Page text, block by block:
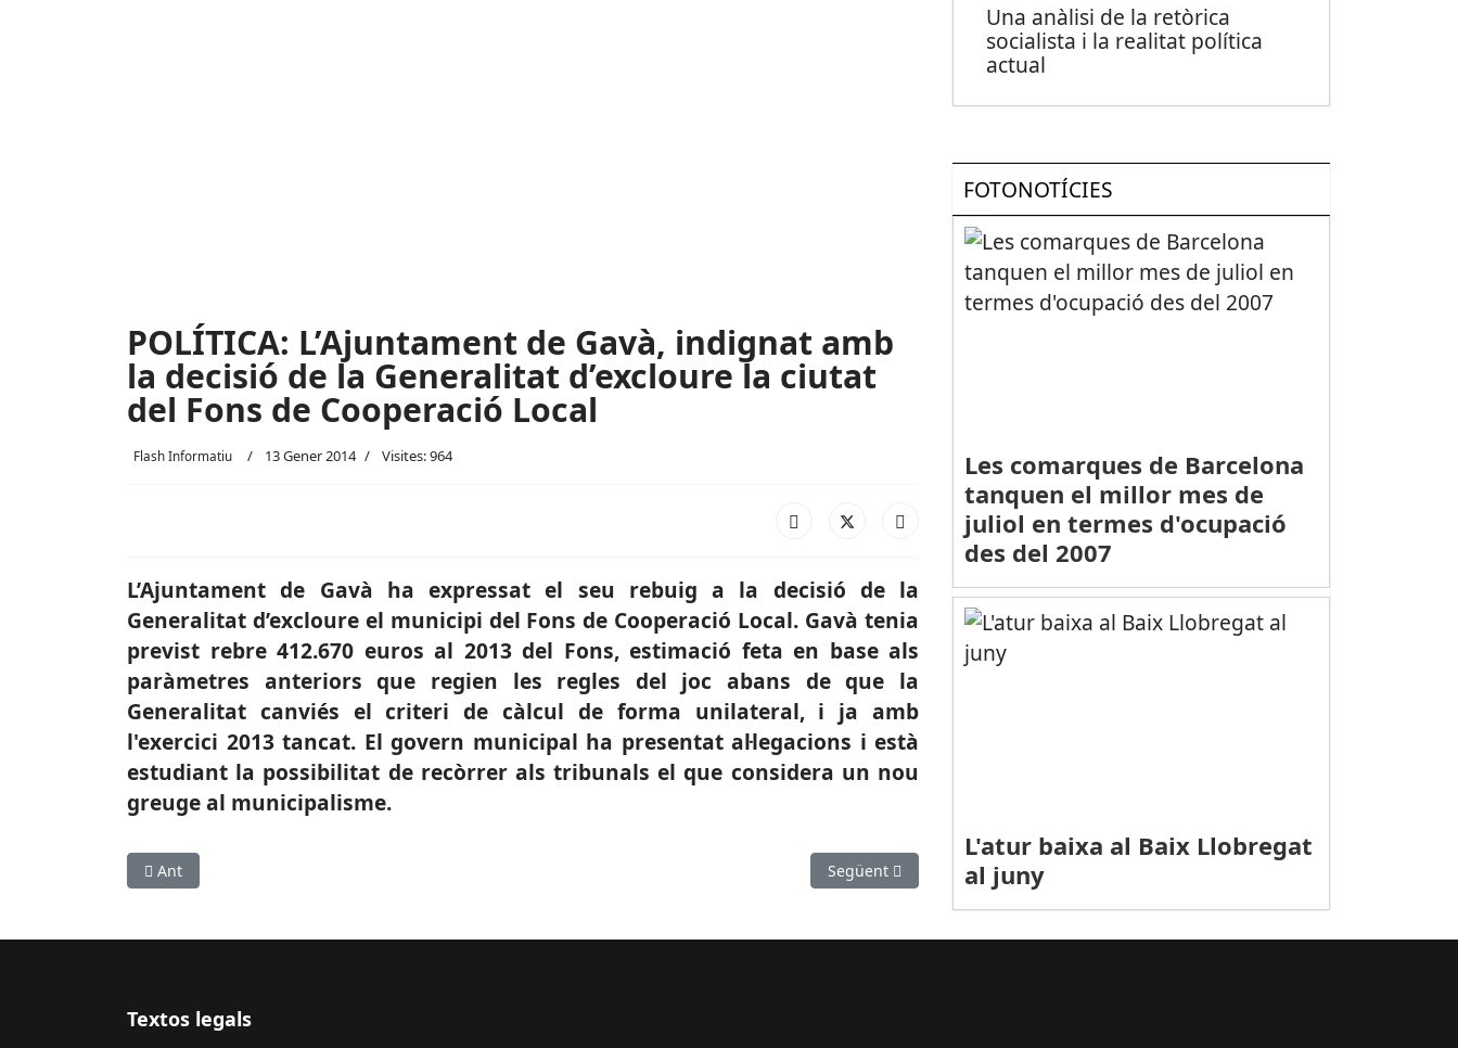
POLÍTICA: L’Ajuntament de Gavà, indignat amb
la decisió de la Generalitat d’excloure la ciutat
del Fons de Cooperació Local
Flash Informatiu 13 Gener 2014 Visites: 964
L’Ajuntament de Gavà ha expressat el seu rebuig a la decisió de la
Generalitat d’excloure el municipi del Fons de Cooperació Local. Gavà tenia
previst rebre 412.670 euros al 2013 del Fons, estimació feta en base als
paràmetres anteriors que regien les regles del joc abans de que la
Generalitat canviés el criteri de càlcul de forma unilateral, i ja amb
l'exercici 2013 tancat. El govern municipal ha presentat al·legacions i està
estudiant la possibilitat de recòrrer als tribunals el que considera un nou
greuge al municipalisme.
Article anterior: SOFTBOL: Raúl González, nou entrenador del CBS Sant Boi
Ant Article següent: TRÀNSIT: Accident de cotxe a l'A-2 -terme municipal d'Abrera-
Següent
Una anàlisi de la retòrica
socialista i la realitat política
actual
FOTONOTÍCIES
Les comarques de Barcelona
tanquen el millor mes de
juliol en termes d'ocupació
des del 2007
L'atur baixa al Baix Llobregat
al juny
Textos legals